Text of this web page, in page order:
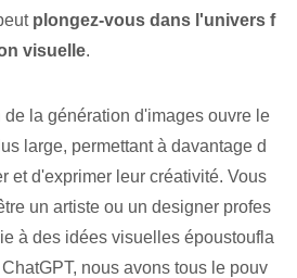
plongez-vous dans l'univers f
visuelle.
la génération d'images ouvre le
large, permettant à davantage d
et d'exprimer leur créativité. Vous
un artiste ou un designer profes
à des idées visuelles époustoufla
nous avons tous le pouv